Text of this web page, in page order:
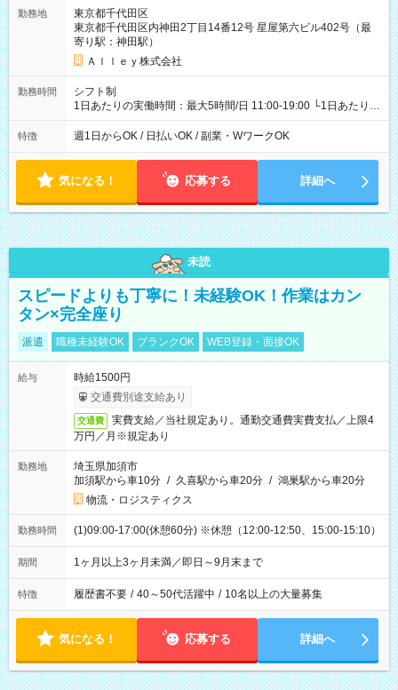
勤務地
東京都千代田区
東京都千代田区内神田2丁目14番12号 星屋第六ビル402号（最
寄り駅：神田駅）
Ａｌｌｅｙ株式会社
勤務時間
シフト制
1日あたりの実働時間：最大5時間/日 11:00-19:00 └1日あたりの
実働時間：1-5時間 └上記の時間帯内であれば、いつでも勤務可
能！ └平日・土曜日の中で、お好きな曜日でご勤務いただけま
18:00 などのように、自由な働き方が可能なお仕事です！
特徴 週1日からOK / 日払いOK / 副業・WワークOK
気になる！ 応募する 詳細へ
未読
スピードよりも丁寧に！未経験OK！作業はカン
タン×完全座り
派遣 職種未経験OK ブランクOK WEB登録・面接OK
給与
時給1500円
交通費別途支給あり
交通費
実費支給／当社規定あり。通勤交通費実費支払／上限4
万円／月※規定あり
勤務地
埼玉県加須市
加須駅から車10分 / 久喜駅から車20分 / 鴻巣駅から車20分
物流・ロジスティクス
勤務時間 (1)09:00-17:00(休憩60分) ※休憩（12:00-12:50、15:00-15:10）
期間 1ヶ月以上3ヶ月未満／即日～9月末まで
特徴 履歴書不要 / 40～50代活躍中 / 10名以上の大量募集
気になる！ 応募する 詳細へ